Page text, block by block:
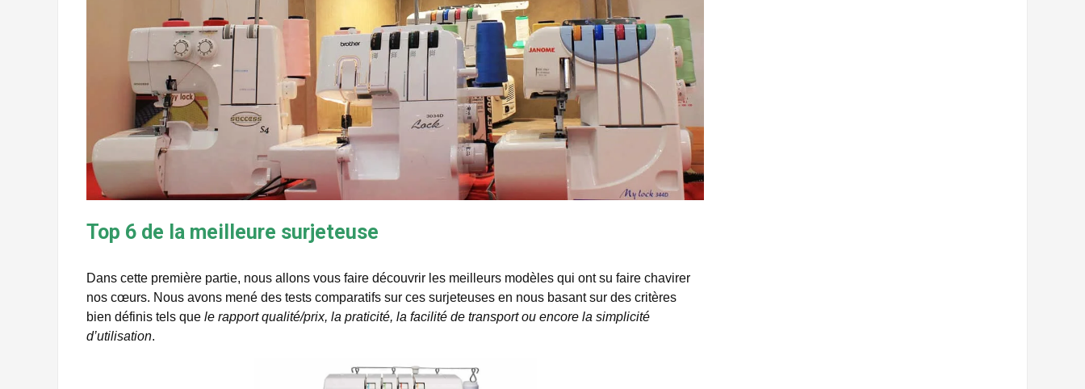
Top 6 de la meilleure surjeteuse
Dans cette première partie, nous allons vous faire découvrir les meilleurs modèles qui ont su faire chavirer
nos cœurs. Nous avons mené des tests comparatifs sur ces surjeteuses en nous basant sur des critères
bien définis tels que le rapport qualité/prix, la praticité, la facilité de transport ou encore la simplicité
d’utilisation.